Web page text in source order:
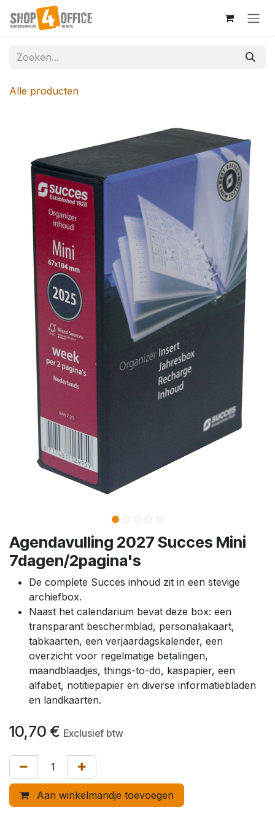
Overslaan naar inhoud
Alle producten
Agendavulling 2027 Succes Mini
7dagen/2pagina's
De complete Succes inhoud zit in een stevige
archiefbox.
Naast het calendarium bevat deze box: een
transparant beschermblad, personaliakaart,
tabkaarten, een verjaardagskalender, een
overzicht voor regelmatige betalingen,
maandblaadjes, things-to-do, kaspapier, een
alfabet, notitiepapier en diverse informatiebladen
en landkaarten.
10,70 € Exclusief btw
Aan winkelmandje toevoegen